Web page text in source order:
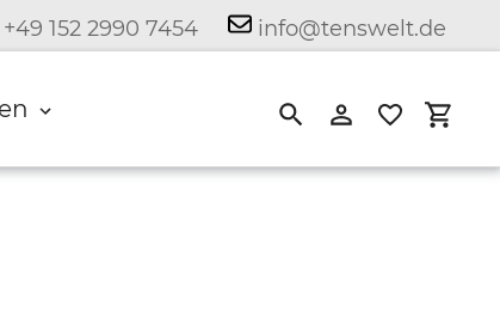
+49 152 2990 7454 info@tenswelt.de
SuchenEinloggen